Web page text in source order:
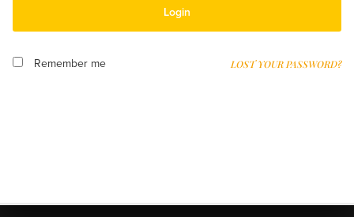
Login
Remember me LOST YOUR PASSWORD?